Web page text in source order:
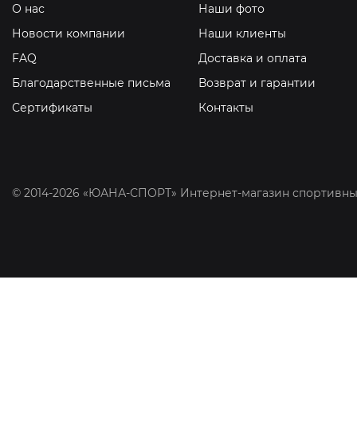
О нас
Новости компании
FAQ
Благодарственные письма
Сертификаты
Наши фото
Наши клиенты
Доставка и оплата
Возврат и гарантии
Контакты
© 2014-2026 «ЮАНА-СПОРТ» Интернет-магазин